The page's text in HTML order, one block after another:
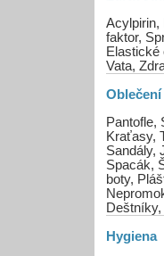
Acylpirin,
faktor,
Elastické
Vata,
Oblečení
Pantofle,
Kraťasy,
Sandály,
Spacák,
boty,
Hygiena